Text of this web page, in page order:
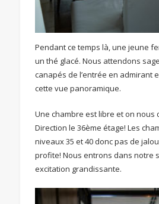
Pendant ce temps là, une jeune
un thé glacé. Nous attendons
canapés de l’entrée en admirant
cette vue panoramique.
Une chambre est libre et on nous
Direction le 36ème étage! Les
niveaux 35 et 40 donc pas de
profite! Nous entrons dans notre
excitation grandissante.